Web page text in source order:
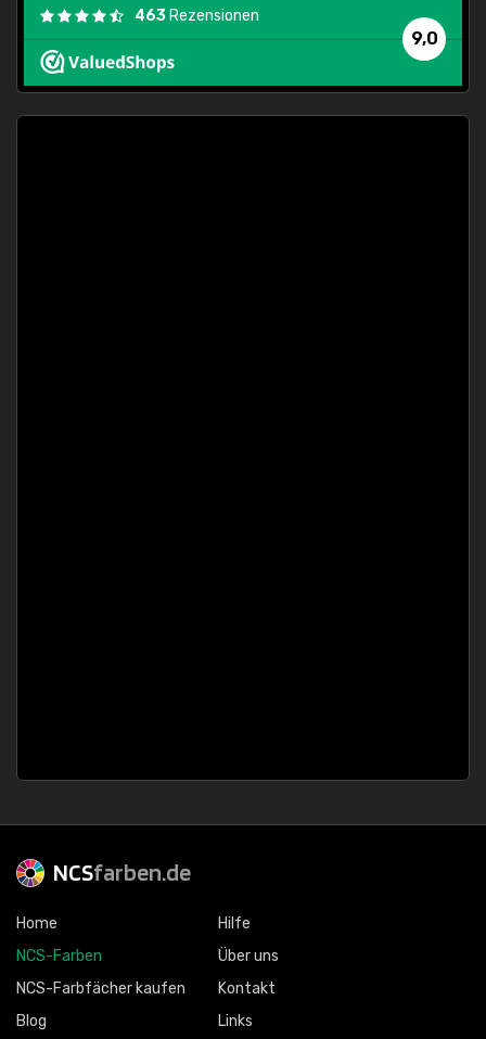
9,0
463 Rezensionen
NCSfarben.de
Home
NCS-Farben
NCS-Farbfächer kaufen
Blog
Hilfe
Über uns
Kontakt
Links